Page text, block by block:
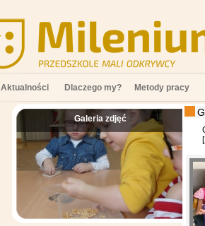
Aktualności Dlaczego my? Metody pracy
Galeria zdjęć
[